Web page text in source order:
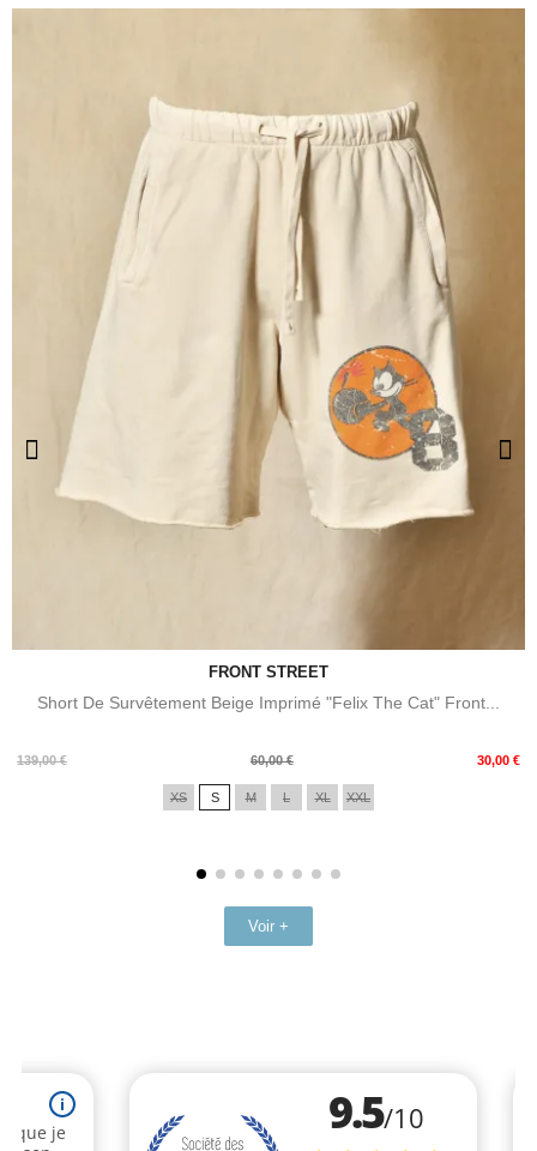
FRONT STREET
Short De Survêtement Beige Imprimé "Felix The Cat" Front...
139,00 €
Prix
60,00 € 30,00 €
Prix
XS S M L XL XXL
Voir +